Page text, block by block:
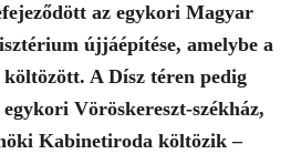
az egykori Magyar
újjáépítése, amelybe a
A Dísz téren pedig
Vöröskereszt-székház,
Kabinetiroda költözik –